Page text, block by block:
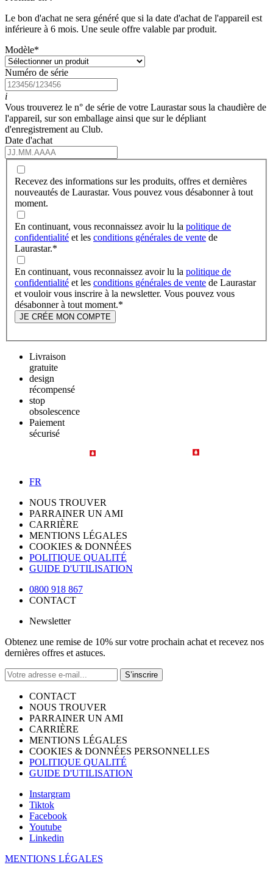
Le bon d'achat ne sera généré que si la date d'achat de l'appareil est
inférieure à 6 mois. Une seule offre valable par produit.
Modèle*
Numéro de série
i
Vous trouverez le n° de série de votre Laurastar sous la chaudière de
l'appareil, sur son emballage ainsi que sur le dépliant
d'enregistrement au Club.
Date d'achat
Recevez des informations sur les produits, offres et dernières
nouveautés de Laurastar. Vous pouvez vous désabonner à tout
moment.
En continuant, vous reconnaissez avoir lu la politique de
confidentialité et les conditions générales de vente de
Laurastar.*
En continuant, vous reconnaissez avoir lu la politique de
confidentialité et les conditions générales de vente de Laurastar
et vouloir vous inscrire à la newsletter. Vous pouvez vous
désabonner à tout moment.*
JE CRÉE MON COMPTE
Livraison
gratuite
design
récompensé
stop
obsolescence
Paiement
sécurisé
FR
NOUS TROUVER
PARRAINER UN AMI
CARRIÈRE
MENTIONS LÉGALES
COOKIES & DONNÉES
POLITIQUE QUALITÉ
GUIDE D'UTILISATION
0800 918 867
CONTACT
Newsletter
Obtenez une remise de 10% sur votre prochain achat et recevez nos
dernières offres et astuces.
S’inscrire
CONTACT
NOUS TROUVER
PARRAINER UN AMI
CARRIÈRE
MENTIONS LÉGALES
COOKIES & DONNÉES PERSONNELLES
POLITIQUE QUALITÉ
GUIDE D'UTILISATION
Instargram
Tiktok
Facebook
Youtube
Linkedin
MENTIONS LÉGALES